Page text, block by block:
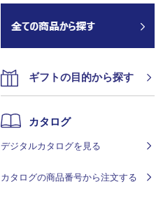
ギフトの目的から探す
カタログ
デジタルカタログを見る
カタログの商品番号から注文する